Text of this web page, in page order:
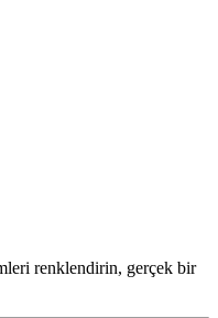
renklendirin, gerçek bir